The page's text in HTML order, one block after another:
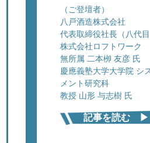
（ご登壇者）
八戸酒造株式会社
代表取締役社長（八代
株式会社ロフトワーク
無所属 二本栁 友彦 氏
慶應義塾大学大学院 シ
メント研究科
教授 山形 与志樹 氏
記事を読む ▶︎